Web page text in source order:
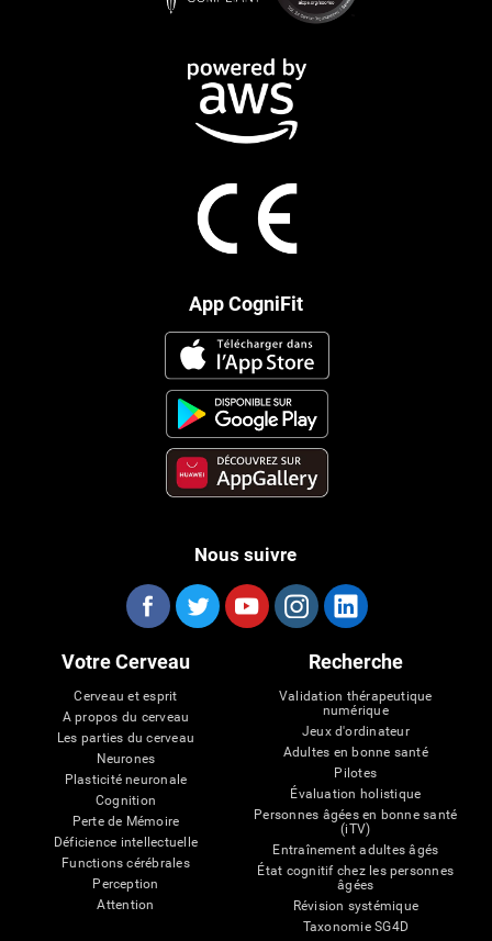
App CogniFit
Nous suivre
Votre Cerveau
Cerveau et esprit
A propos du cerveau
Les parties du cerveau
Neurones
Plasticité neuronale
Cognition
Perte de Mémoire
Déficience intellectuelle
Functions cérébrales
Perception
Attention
Recherche
Validation thérapeutique
numérique
Jeux d'ordinateur
Adultes en bonne santé
Pilotes
Évaluation holistique
Personnes âgées en bonne santé
(iTV)
Entraînement adultes âgés
État cognitif chez les personnes
âgées
Révision systémique
Taxonomie SG4D